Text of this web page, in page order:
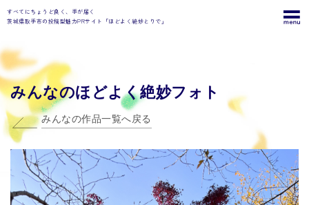
すべてにちょうど良く、手が届く
茨城県取手市の投稿型魅力PRサイト「ほどよく絶妙とりで」
みんなのほどよく絶妙フォト
みんなの作品一覧へ戻る